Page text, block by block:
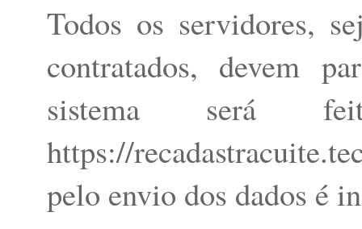
Todos os servidores,
contratados, devem
sistema será
https://
pelo envio dos dados é